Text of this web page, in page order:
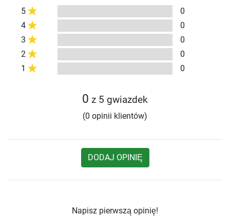
5
0
4
0
3
0
2
0
1
0
0 z 5 gwiazdek
(0 opinii klientów)
DODAJ OPINIĘ
Napisz pierwszą opinię!